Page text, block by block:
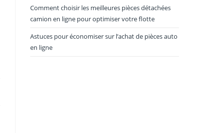
Comment choisir les meilleures pièces détachées
camion en ligne pour optimiser votre flotte
Astuces pour économiser sur l’achat de pièces auto
en ligne